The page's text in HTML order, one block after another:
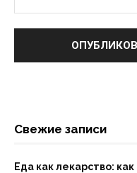
Свежие записи
Еда как лекарство: